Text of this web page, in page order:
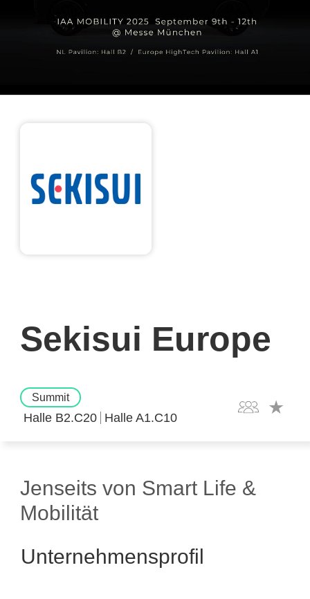
Sekisui Europe
Summit
Halle B2.C20 Halle A1.C10
Jenseits von Smart Life &
Mobilität
Unternehmensprofil